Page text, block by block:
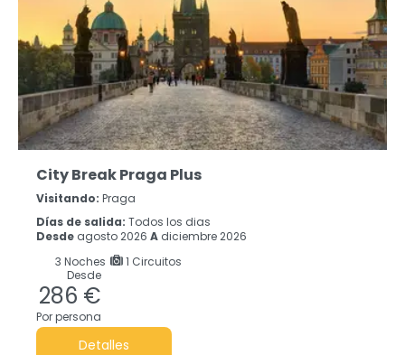
City Break Praga Plus
Visitando: Praga
Días de salida: Todos los dias
Desde agosto 2026 A diciembre 2026
3 Noches
1 Circuitos
Desde
286 €
Por persona
Detalles